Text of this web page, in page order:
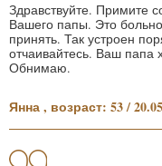
Здравствуйте. Примите
Вашего папы. Это
принять. Так устроен
отчаивайтесь. Ваш папа
Обнимаю.
Янна , возраст: 53 /